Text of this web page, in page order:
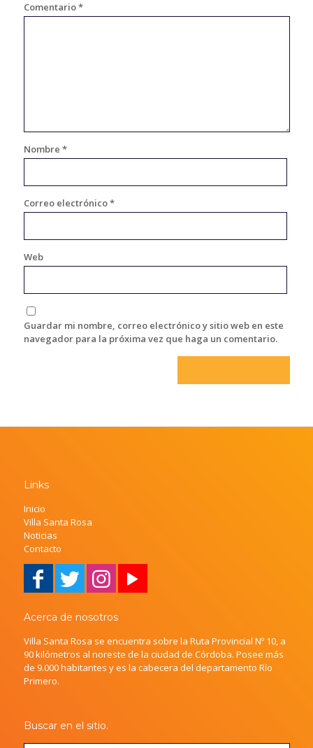
Comentario*
Nombre *
Correo electrónico*
Web
Guardar mi nombre, correo electrónico y sitio web en este
navegador para la próxima vez que haga un comentario.
Links
Inicio
Villa Santa Rosa
Noticias
Contacto
Acerca de nosotros
Villa Santa Rosa se encuentra sobre la Ruta Provincial Nº 10, a
90 kilómetros al noreste de la ciudad de Córdoba. Posee más
de 9.000 habitantes y es la cabecera del departamento Río
Primero.
Buscar en el sitio.